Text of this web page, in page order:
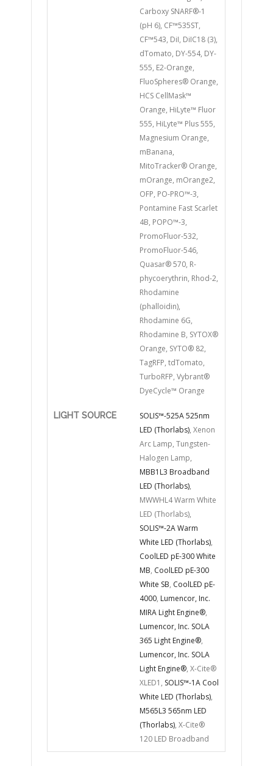
Carboxy SNARF®-1
(pH 6), CF™535ST,
CF™543, DiI, DiIC18 (3),
dTomato, DY-554, DY-
555, E2-Orange,
FluoSpheres® Orange,
HCS CellMask™
Orange, HiLyte™ Fluor
555, HiLyte™ Plus 555,
Magnesium Orange,
mBanana,
MitoTracker® Orange,
mOrange, mOrange2,
OFP, PO-PRO™-3,
Pontamine Fast Scarlet
4B, POPO™-3,
PromoFluor-532,
PromoFluor-546,
Quasar® 570, R-
phycoerythrin, Rhod-2,
Rhodamine
(phalloidin),
Rhodamine 6G,
Rhodamine B, SYTOX®
Orange, SYTO® 82,
TagRFP, tdTomato,
TurboRFP, Vybrant®
DyeCycle™ Orange
LIGHT SOURCE
SOLIS™-525A 525nm
LED (Thorlabs), Xenon
Arc Lamp, Tungsten-
Halogen Lamp,
MBB1L3 Broadband
LED (Thorlabs),
MWWHL4 Warm White
LED (Thorlabs),
SOLIS™-2A Warm
White LED (Thorlabs),
CoolLED pE-300 White
MB, CoolLED pE-300
White SB, CoolLED pE-
4000, Lumencor, Inc.
MIRA Light Engine®,
Lumencor, Inc. SOLA
365 Light Engine®,
Lumencor, Inc. SOLA
Light Engine®, X-Cite®
XLED1, SOLIS™-1A Cool
White LED (Thorlabs),
M565L3 565nm LED
(Thorlabs), X-Cite®
120 LED Broadband